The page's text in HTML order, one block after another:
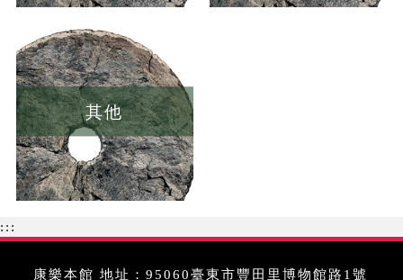
其他
:::
康樂本館 地址：95060臺東市豐田里博物館路1號